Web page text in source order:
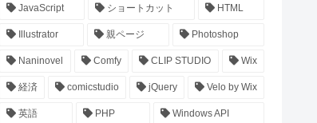
JavaScript ショートカット HTML
Illustrator 親ページ Photoshop
Naninovel Comfy CLIP STUDIO Wix
経済 comicstudio jQuery Velo by Wix
英語 PHP Windows API